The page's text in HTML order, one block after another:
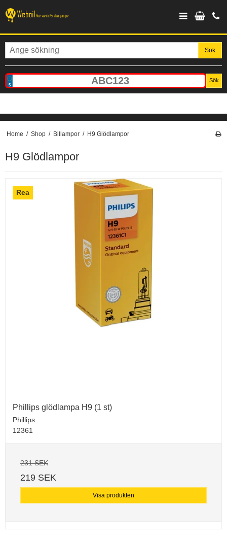
Sök
Sök
Home / Shop / Billampor / H9 Glödlampor
H9 Glödlampor
Rea
Phillips glödlampa H9 (1 st)
Phillips
12361
231 SEK
219 SEK
Visa produkten